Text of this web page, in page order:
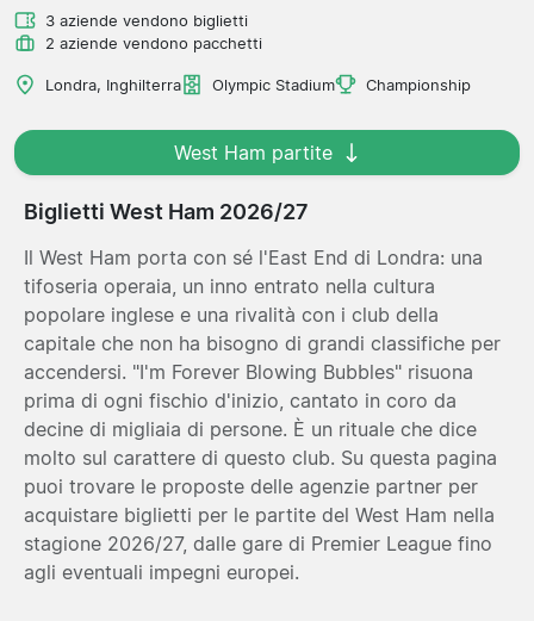
3 aziende vendono biglietti
2 aziende vendono pacchetti
Londra, Inghilterra Olympic Stadium Championship
West Ham partite
Biglietti West Ham 2026/27
Il West Ham porta con sé l'East End di Londra: una
tifoseria operaia, un inno entrato nella cultura
popolare inglese e una rivalità con i club della
capitale che non ha bisogno di grandi classifiche per
accendersi. "I'm Forever Blowing Bubbles" risuona
prima di ogni fischio d'inizio, cantato in coro da
decine di migliaia di persone. È un rituale che dice
molto sul carattere di questo club. Su questa pagina
puoi trovare le proposte delle agenzie partner per
acquistare biglietti per le partite del West Ham nella
stagione 2026/27, dalle gare di Premier League fino
agli eventuali impegni europei.